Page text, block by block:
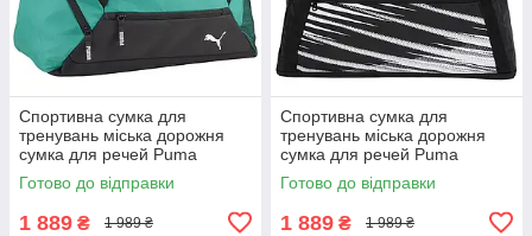
Спортивна сумка для
тренувань міська дорожня
сумка для речей Puma
Teamgoal Teambag S 28L
зелена
Готово до відправки
1 889 ₴ 1 989 ₴
Спортивна сумка для
тренувань міська дорожня
сумка для речей Puma
Attacanto Sports Bag M 41L
чорно-біла
Готово до відправки
1 889 ₴ 1 989 ₴